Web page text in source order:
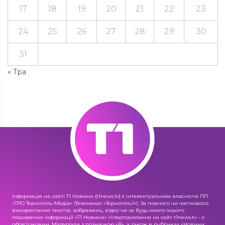
« Тра
17 18 19 20 21 22 23
24 25 26 27 28 29 30
31
Інформація на сайті Т1 Новини (t1news.tv) є інтелектуальною власністю ПП
«ТРО Тернопіль-Медіа» (Телеканал «Тернопіль1»). За повного чи часткового
використання текстів, зображень, відео чи за будь-якого іншого
поширення інформації «Т1 Новини» гіперпосилання на сайт t1news.tv – є